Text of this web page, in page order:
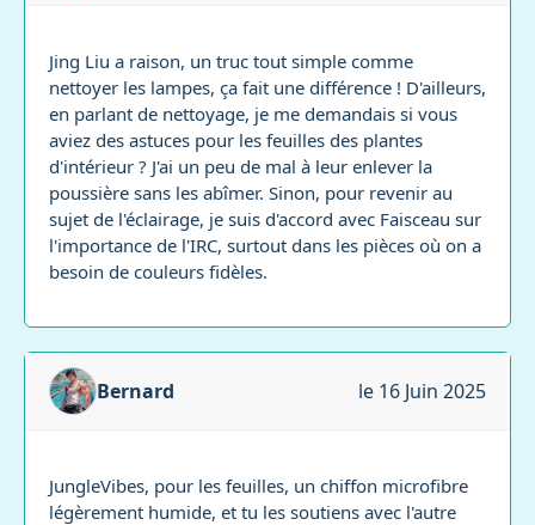
Jing Liu a raison, un truc tout simple comme
nettoyer les lampes, ça fait une différence ! D'ailleurs,
en parlant de nettoyage, je me demandais si vous
aviez des astuces pour les feuilles des plantes
d'intérieur ? J'ai un peu de mal à leur enlever la
poussière sans les abîmer. Sinon, pour revenir au
sujet de l'éclairage, je suis d'accord avec Faisceau sur
l'importance de l'IRC, surtout dans les pièces où on a
besoin de couleurs fidèles.
Bernard le 16 Juin 2025
JungleVibes, pour les feuilles, un chiffon microfibre
légèrement humide, et tu les soutiens avec l'autre